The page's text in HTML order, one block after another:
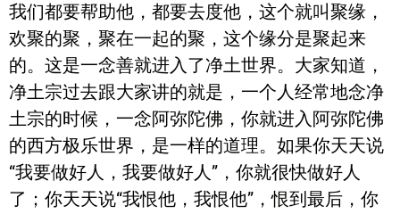
我们都要帮助他，都要去度他，这个就叫聚缘，
欢聚的聚，聚在一起的聚，这个缘分是聚起来
的。这是一念善就进入了净土世界。大家知道，
净土宗过去跟大家讲的就是，一个人经常地念净
土宗的时候，一念阿弥陀佛，你就进入阿弥陀佛
的西方极乐世界，是一样的道理。如果你天天说
“我要做好人，我要做好人”，你就很快做好人
了；你天天说“我恨他，我恨他”，恨到最后，你